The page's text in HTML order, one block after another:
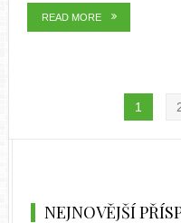
READ MORE
1
NEJNOVĚJŠÍ